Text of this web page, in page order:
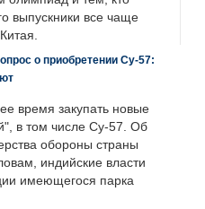
выпускники все чаще
о приобретении Су-57:
время закупать новые
в том числе Су-57. Об
обороны страны
индийские власти
имеющегося парка